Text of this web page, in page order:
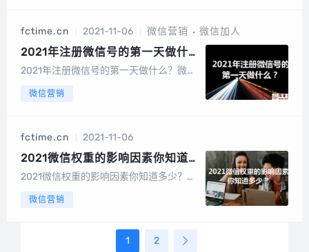
开几个银行卡...
fctime.cn 2021-11-06 微信营销 微信加人
2021年注册微信号的第一天做什
么？
2021年注册微信号的第一天做什么？微信
有很多规则，尤其这些规则都是不透明
的人力物力，下面就给大家分享一下最干
货的微信...
微信营销
fctime.cn 2021-11-06
2021微信权重的影响因素你知道
多少？
2021微信权重的影响因素你知道多少？微
码漏洞的封号，做流氓营销的也封号... 总
经过去了底洗牌的时候了， 下面，真正有
微信营销
1 2